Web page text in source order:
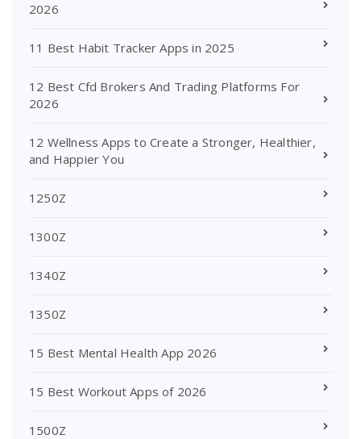
2026
11 Best Habit Tracker Apps in 2025
12 Best Cfd Brokers And Trading Platforms For
2026
12 Wellness Apps to Create a Stronger, Healthier,
and Happier You
1250Z
1300Z
1340Z
1350Z
15 Best Mental Health App 2026
15 Best Workout Apps of 2026
1500Z